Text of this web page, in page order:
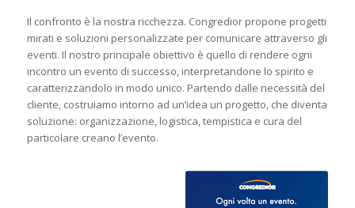
Il confronto è la nostra ricchezza. Congredior propone progetti
mirati e soluzioni personalizzate per comunicare attraverso gli
eventi. Il nostro principale obiettivo è quello di rendere ogni
incontro un evento di successo, interpretandone lo spirito e
caratterizzandolo in modo unico. Partendo dalle necessità del
cliente, costruiamo intorno ad un’idea un progetto, che diventa
soluzione: organizzazione, logistica, tempistica e cura del
particolare creano l’evento.